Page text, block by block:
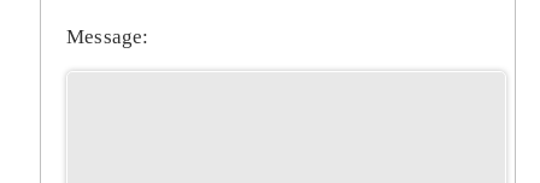
Message: